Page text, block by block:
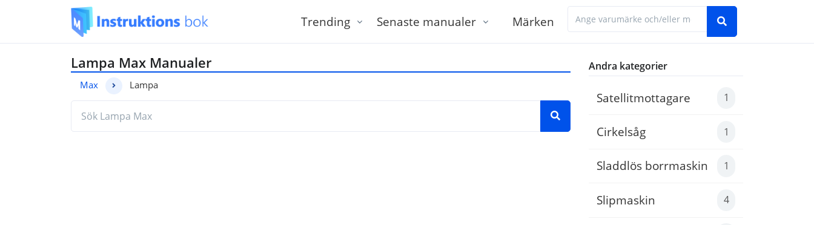
Trending Senaste manualer
Märken
Hitta den manual du behöver genom att
Lampa Max Manualer
Max Lampa
Hitta den manual du behöver genom att ange modell eller varumärke och modell, till exempel 'Electrolux LNT7MF46X2'
Andra kategorier
Satellitmottagare 1
Cirkelsåg 1
Sladdlös borrmaskin 1
Slipmaskin 4